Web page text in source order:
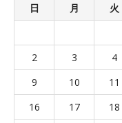
日
月 火
2
3 4
9
10 11
16
17 18